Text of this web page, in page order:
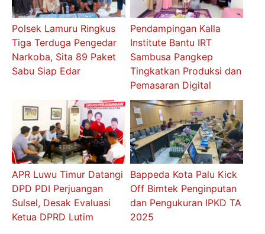
Polsek Lamuru Ringkus
Tiga Terduga Pengedar
Narkoba, Sita 89 Paket
Sabu Siap Edar
Pendampingan Kalla
Institute Bantu IRT
Sambusa Pangkep
Tingkatkan Produksi dan
Pemasaran Digital
APR Luwu Timur Datangi
DPD PDI Perjuangan
Sulsel, Desak Evaluasi
Ketua DPRD Lutim
Bappeda Kota Palu Kick
Off Bimtek Penginputan
dan Pengukuran IPKD TA
2025